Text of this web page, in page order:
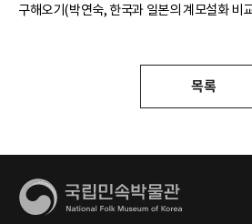
구해오기(박연숙, 한국과 일본의 계모설화 비
목록